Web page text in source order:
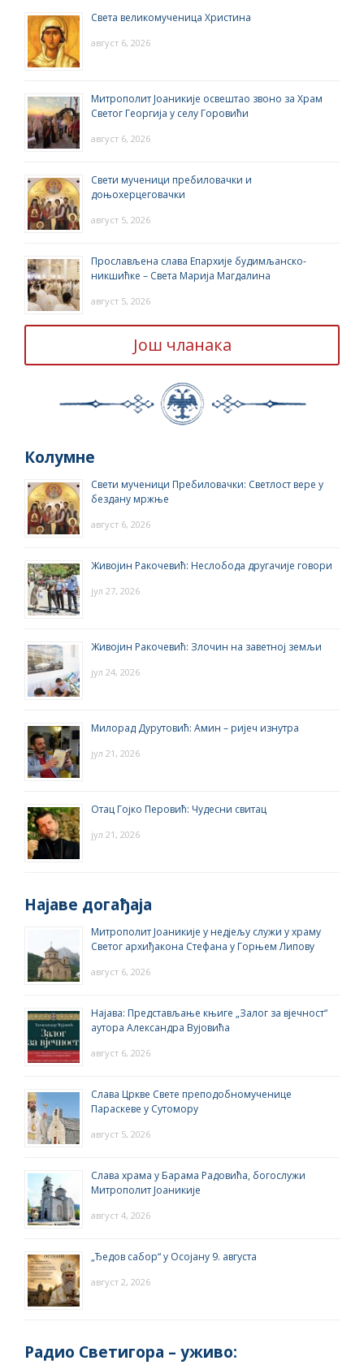
Света великомученица Христина
август 6, 2026
Митрополит Јоаникије освештао звоно за Храм
Светог Георгија у селу Горовићи
август 6, 2026
Свети мученици пребиловачки и
доњохерцеговачки
август 5, 2026
Прослављена слава Епархије будимљанско-
никшићке – Света Марија Магдалина
август 5, 2026
Још чланака
Колумне
Свети мученици Пребиловачки: Светлост вере у
бездану мржње
август 6, 2026
Живојин Ракочевић: Неслобода другачије говори
јул 27, 2026
Живојин Ракочевић: Злочин на заветној земљи
јул 24, 2026
Милорад Дурутовић: Амин – ријеч изнутра
јул 21, 2026
Отац Гојко Перовић: Чудесни свитац
јул 21, 2026
Најаве догађаја
Митрополит Јоаникије у недјељу служи у храму
Светог архиђакона Стефана у Горњем Липову
август 6, 2026
Најава: Представљање књиге „Залог за вјечност“
аутора Александра Вујовића
август 6, 2026
Слава Цркве Свете преподобномученице
Параскеве у Сутомору
август 5, 2026
Слава храма у Барама Радовића, богослужи
Митрополит Јоаникије
август 4, 2026
„Ђедов сабор“ у Осојану 9. августа
август 2, 2026
Радио Светигора – yживо: